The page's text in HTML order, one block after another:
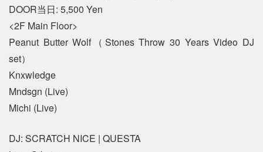
DOOR当日: 5,500 Yen
<2F Main Floor>
Peanut Butter Wolf（Stones Throw 30 Years Video DJ
set）
Knxwledge
Mndsgn (Live)
Michi (Live)
DJ: SCRATCH NICE | QUESTA